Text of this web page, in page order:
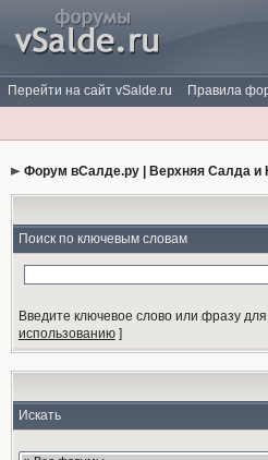
Перейти на сайт vSalde.ru Правила
Форум вСалде.ру | Верхняя Салда и
Поиск по ключевым словам
Введите ключевое слово или фразу для
использованию]
Искать